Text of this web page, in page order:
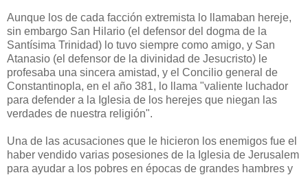
Aunque los de cada facción extremista lo llamaban hereje,
sin embargo San Hilario (el defensor del dogma de la
Santísima Trinidad) lo tuvo siempre como amigo, y San
Atanasio (el defensor de la divinidad de Jesucristo) le
profesaba una sincera amistad, y el Concilio general de
Constantinopla, en el año 381, lo llama "valiente luchador
para defender a la Iglesia de los herejes que niegan las
verdades de nuestra religión".
Una de las acusaciones que le hicieron los enemigos fue el
haber vendido varias posesiones de la Iglesia de Jerusalem
para ayudar a los pobres en épocas de grandes hambres y